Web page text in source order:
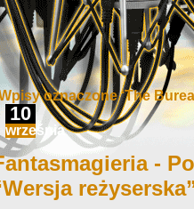
oznaczone ‘The
10
września
-